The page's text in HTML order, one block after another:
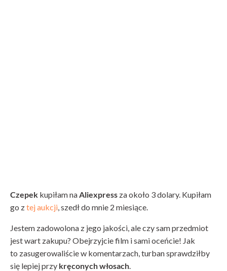
Czepek kupiłam naAliexpress za około 3 dolary. Kupiłam
go ztej aukcji, szedł do mnie 2 miesiące.
Jestem zadowolona z jego jakości, ale czy sam przedmiot
jest wart zakupu? Obejrzyjcie film i sami oceńcie! Jak
to zasugerowaliście w komentarzach, turban sprawdziłby
się lepiej przy kręconych włosach.